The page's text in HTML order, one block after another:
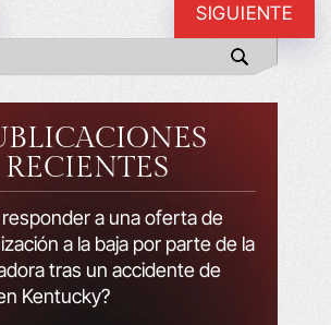
SIGUIENTE
RECIENTES
a una oferta de
a la baja por parte de la
tras un accidente de
Kentucky?